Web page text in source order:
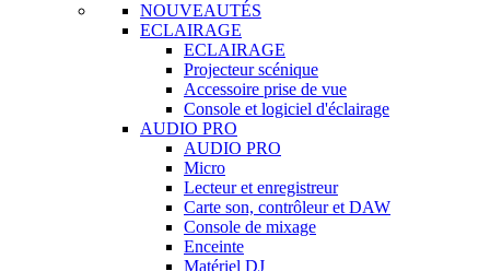
NOUVEAUTÉS
ECLAIRAGE
ECLAIRAGE
Projecteur scénique
Accessoire prise de vue
Console et logiciel d'éclairage
AUDIO PRO
AUDIO PRO
Micro
Lecteur et enregistreur
Carte son, contrôleur et DAW
Console de mixage
Enceinte
Matériel DJ